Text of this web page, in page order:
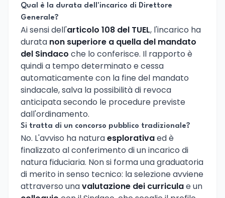
Qual è la durata dell'incarico di Direttore
Generale?
Ai sensi dell'articolo 108 del TUEL, l'incarico ha
durata non superiore a quella del mandato
del Sindaco che lo conferisce. Il rapporto è
quindi a tempo determinato e cessa
automaticamente con la fine del mandato
sindacale, salva la possibilità di revoca
anticipata secondo le procedure previste
dall'ordinamento.
Si tratta di un concorso pubblico tradizionale?
No. L'avviso ha naturaesplorativaed è
finalizzato al conferimento di un incarico di
natura fiduciaria. Non si forma una graduatoria
di merito in senso tecnico: la selezione avviene
attraverso unavalutazione dei curriculae un